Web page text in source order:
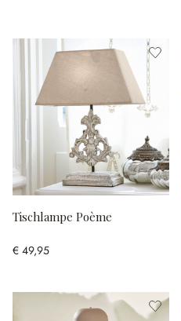
Tischlampe Poème
€ 49,95